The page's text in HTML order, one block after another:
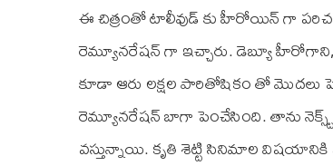
ఈ చిత్రంతో టాలీవుడ్ కు హీరోయిన్ గా
రెమ్యూనరేషన్ గా ఇచ్చారు. డెబ్యూ
కూడా ఆరు లక్షల పారితోషికం తో మొదలు
రెమ్యూనరేషన్ బాగా పెంచేసింది. తాను
వస్తున్నాయి. కృతి శెట్టి సినిమాల